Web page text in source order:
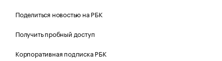
Поделиться новостью на РБК
Получить пробный доступ
Корпоративная подписка РБК